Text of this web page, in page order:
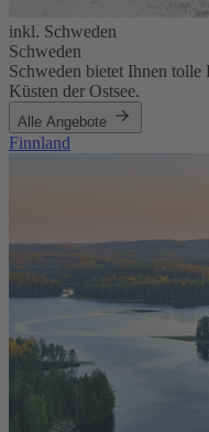
inkl. Schweden
Schweden
Schweden bietet Ihnen tolle
Küsten der Ostsee.
Alle Angebote
Finnland